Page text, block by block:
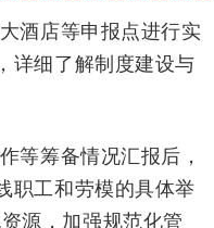
酒店等申报点进行实
详细了解制度建设与
等筹备情况汇报后，
职工和劳模的具体举
源，加强规范化管